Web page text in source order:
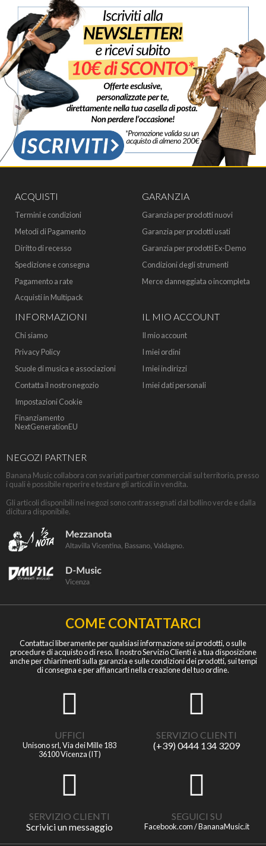
ACQUISTI
Termini e condizioni
Metodi di Pagamento
Diritto di recesso
Spedizione e consegna
Pagamento a rate
Acquisti in Multipack
GARANZIA
Garanzia per prodotti nuovi
Garanzia per prodotti usati
Garanzia per prodotti Ex-Demo
Condizioni degli strumenti
Merce danneggiata o incompleta
INFORMAZIONI
Chi siamo
Privacy Policy
Scuole di musica e associazioni
Contatta il nostro negozio
Impostazioni Cookie
Finanziamento
NextGenerationEU
IL MIO ACCOUNT
Il mio account
I miei ordini
I miei indirizzi
I miei dati personali
NEGOZI PARTNER
Banana Music collabora con svariati partner commerciali sul territorio, presso
i quali è possibile reperire e testare gli articoli in vendita.
Gli articoli disponibili nei negozi sono contrassegnati dal bollino verde e dalla
dicitura disponibile.
COME CONTATTARCI
Contattaci liberamente per qualsiasi informazione sui prodotti, o sulle
procedure di acquisto o di reso. Il nostro Servizio Clienti è a tua disposizione
anche per chiarimenti sulla garanzia e sulle condizioni dei prodotti, sui tempi
di consegna e per affiancarti nella creazione del tuo ordine.
UFFICI
Unisono srl, Via dei Mille 183
36100 Vicenza (IT)
SERVIZIO CLIENTI
(+39) 0444 134 3209
SERVIZIO CLIENTI
Scrivici un messaggio
SEGUICI SU
Facebook.com / BananaMusic.it